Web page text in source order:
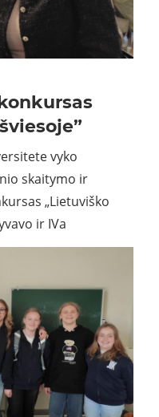
vyko
skaitymo ir
„Lietuviško
ir IVa